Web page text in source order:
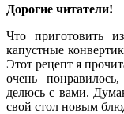
Дорогие читатели!
Что приготовить
капустные
Этот рецепт я
очень
делюсь с вами.
свой стол новым